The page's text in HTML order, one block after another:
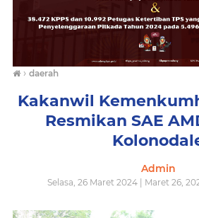
› daerah
Kakanwil
Resmikan SAE
Admin
Selasa, 26 Maret 2024 | Maret 26,